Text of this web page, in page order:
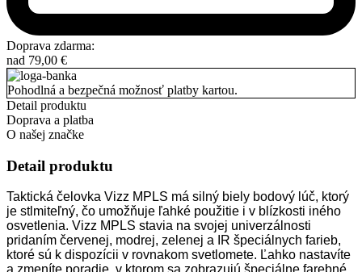
Doprava zdarma:
nad 79,00 €
Pohodlná a bezpečná možnosť platby kartou.
Detail produktu
Doprava a platba
O našej značke
Detail produktu
Taktická čelovka Vizz MPLS má silný biely bodový lúč, ktorý
je stlmiteľný, čo umožňuje ľahké použitie i v blízkosti iného
osvetlenia. Vizz MPLS stavia na svojej univerzálnosti
pridaním červenej, modrej, zelenej a IR špeciálnych farieb,
ktoré sú k dispozícii v rovnakom svetlomete. Ľahko nastavíte